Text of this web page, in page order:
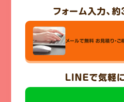
フォーム入力、 約
メールで無料 お見積り・ご
LINEで気軽